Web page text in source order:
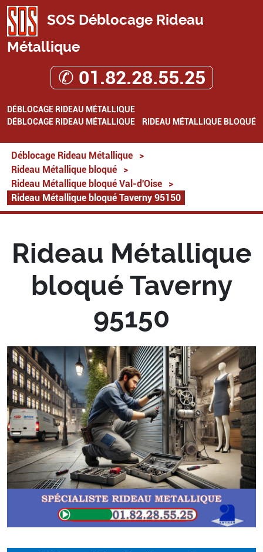
SOS Déblocage Rideau
Métallique
✆ 01.82.28.55.25
DÉBLOCAGE RIDEAU MÉTALLIQUE
DÉBLOCAGE RIDEAU MÉTALLIQUE
RIDEAU MÉTALLIQUE BLOQUÉ
Déblocage Rideau Métallique
>
Rideau Métallique bloqué
>
Rideau Métallique bloqué Val-d'Oise
>
Rideau Métallique bloqué Taverny 95150
Rideau Métallique
bloqué Taverny
95150